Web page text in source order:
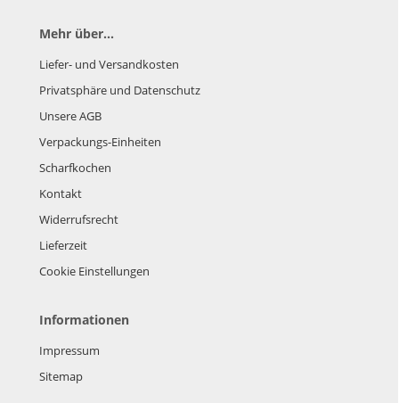
Mehr über...
Liefer- und Versandkosten
Privatsphäre und Datenschutz
Unsere AGB
Verpackungs-Einheiten
Scharfkochen
Kontakt
Widerrufsrecht
Lieferzeit
Cookie Einstellungen
Informationen
Impressum
Sitemap